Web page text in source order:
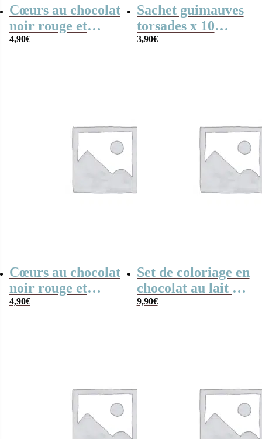
Cœurs au chocolat
noir rouge et
blanc x4 “Merci
4,90€
Sachet guimauves
torsades x 10
“Merci Atsem”-
3,90€
Cœurs au chocolat
noir rouge et
blanc x4 “Merci
4,90€
Set de coloriage en
chocolat au lait –
“Merci Atsem”-
9,90€